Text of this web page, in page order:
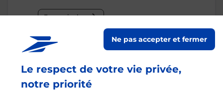
Le respect de votre vie privée,
notre priorité
Ne pas accepter et fermer
En savoir plus
Malin !
La Poste
en ligne